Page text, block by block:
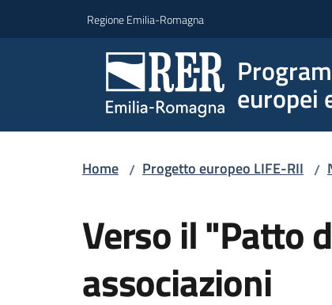
Regione Emilia-Romagna
europei
Home / Progetto europeo LIFE-RII /
Verso il "Patto
associazioni